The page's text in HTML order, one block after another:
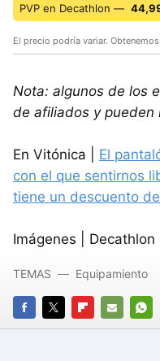
PVP en Decathlon —
El precio podría variar.
Nota: algunos de los
de afiliados y pueden
En Vitónica | El
con el que sentirnos
tiene un descuento
Imágenes | Decathlon
FACEBOOK
TWITTERFLIPBOARD
E-
TEMAS Equipamiento